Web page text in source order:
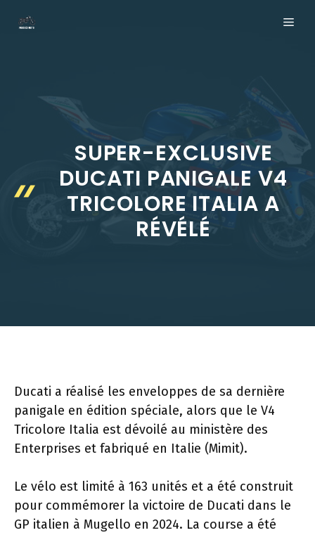
SUPER-EXCLUSIVE
DUCATI PANIGALE V4
TRICOLORE ITALIA A
RÉVÉLÉ
Ducati a réalisé les enveloppes de sa dernière
panigale en édition spéciale, alors que le V4
Tricolore Italia est dévoilé au ministère des
Enterprises et fabriqué en Italie (Mimit).
Le vélo est limité à 163 unités et a été construit
pour commémorer la victoire de Ducati dans le
GP italien à Mugello en 2024. La course a été